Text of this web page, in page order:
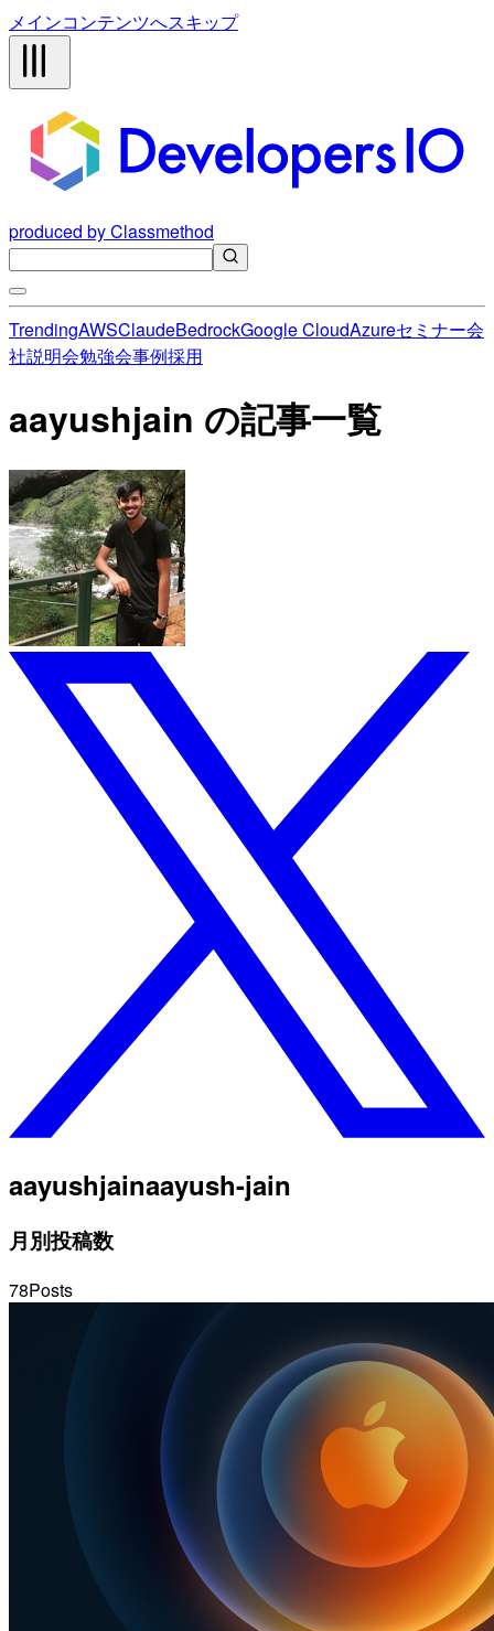
メインコンテンツへスキップ
produced by Classmethod
TrendingAWSClaudeBedrockGoogle CloudAzureセミナー会
社説明会勉強会事例採用
aayushjain の記事一覧
aayushjainaayush-jain
月別投稿数
78Posts